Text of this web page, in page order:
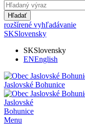
Hľadať
rozšírené vyhľadávanie
SKSlovensky
SKSlovensky
ENEnglish
Jaslovské Bohunice
Jaslovské
Bohunice
Menu